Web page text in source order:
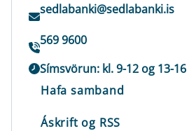
sedlabanki@sedlabanki.is
569 9600
Símsvörun: kl. 9-12 og 13-16
Hafa samband
Áskrift og RSS